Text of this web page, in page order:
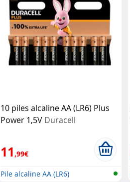
10 piles alcaline AA (LR6) Plus
Power 1,5V Duracell
11 ,99€
Pile alcaline AA (LR6)